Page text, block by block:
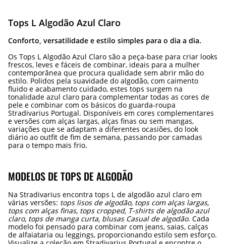
Tops L Algodão Azul Claro
Conforto, versatilidade e estilo simples para o dia a dia.
Os Tops L Algodão Azul Claro são a peça-base para criar looks
frescos, leves e fáceis de combinar, ideais para a mulher
contemporânea que procura qualidade sem abrir mão do
estilo. Polidos pela suavidade do algodão, com caimento
fluido e acabamento cuidado, estes tops surgem na
tonalidade azul claro para complementar todas as cores de
pele e combinar com os básicos do guarda-roupa
Stradivarius Portugal. Disponíveis em cores complementares
e versões com alças largas, alças finas ou sem mangas,
variações que se adaptam a diferentes ocasiões, do look
diário ao outfit de fim de semana, passando por camadas
para o tempo mais frio.
MODELOS DE TOPS DE ALGODÃO
Na Stradivarius encontra tops L de algodão azul claro em
várias versões: tops lisos de algodão, tops com alças largas,
tops com alças finas, tops cropped, T-shirts de algodão azul
claro, tops de manga curta, blusas Casual de algodão. Cada
modelo foi pensado para combinar com jeans, saias, calças
de alfaiataria ou leggings, proporcionando estilo sem esforço.